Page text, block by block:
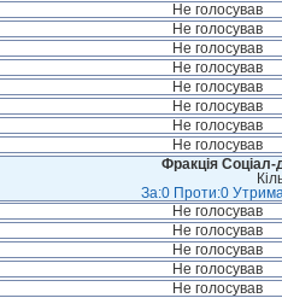
Не голосував
Не голосував
Не голосував
Не голосував
Не голосував
Не голосував
Не голосував
Не голосував
Фракція Соціал-
За:0 Проти:0
Не голосував
Не голосував
Не голосував
Не голосував
Не голосував